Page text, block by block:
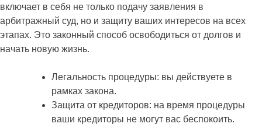
включает в себя не только подачу заявления в
арбитражный суд, но и защиту ваших интересов на всех
этапах. Это законный способ освободиться от долгов и
начать новую жизнь.
Легальность процедуры: вы действуете в
рамках закона.
Защита от кредиторов: на время процедуры
ваши кредиторы не могут вас беспокоить.